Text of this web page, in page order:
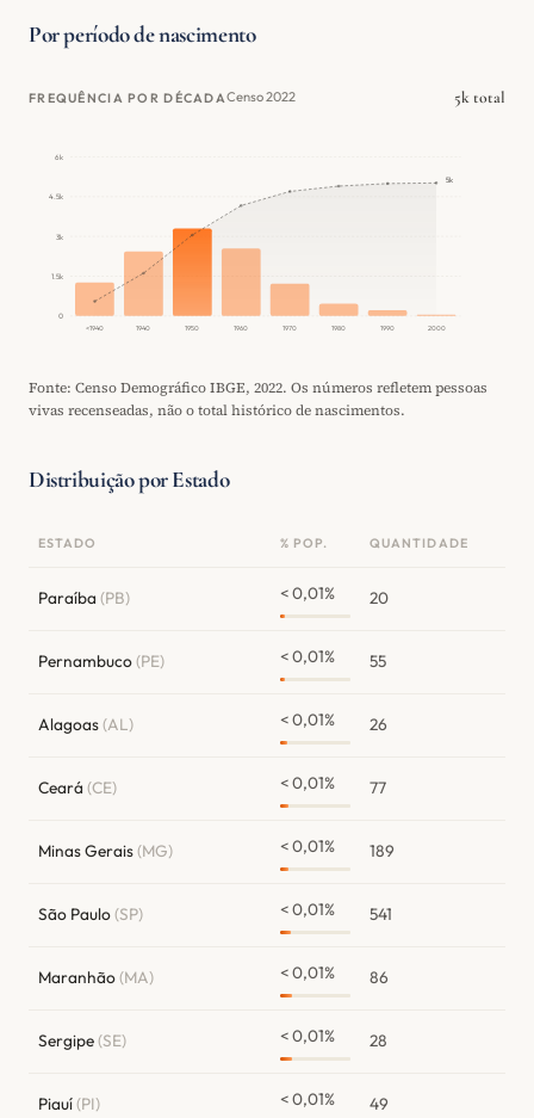
Por período de nascimento
FREQUÊNCIA POR DÉCADACenso 2022 5k total
0
1.5k
3k
4.5k
6k
<1940 1940 1950 1960 1970 1980 1990 2000
5k
Fonte: Censo Demográfico IBGE, 2022. Os números refletem pessoas
vivas recenseadas, não o total histórico de nascimentos.
Distribuição por Estado
ESTADO % POP. QUANTIDADE
Paraíba (PB) < 0,01% 20
Pernambuco(PE) < 0,01% 55
Alagoas(AL) < 0,01% 26
Ceará (CE) < 0,01% 77
Minas Gerais(MG) < 0,01% 189
São Paulo(SP) < 0,01% 541
Maranhão(MA) < 0,01% 86
Sergipe(SE) < 0,01% 28
Piauí(PI) < 0,01% 49